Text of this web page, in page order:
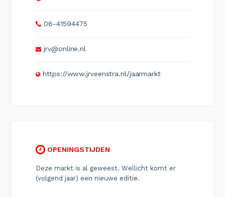
06-41594475
jrv@online.nl
https://www.jrveenstra.nl/jaarmarkt
OPENINGSTIJDEN
Deze markt is al geweest. Wellicht komt er
(volgend jaar) een nieuwe editie.